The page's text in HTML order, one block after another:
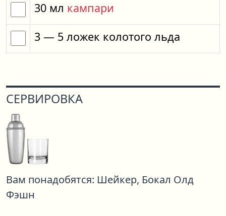
30 мл кампари
3 — 5 ложек колотого льда
СЕРВИРОВКА
Вам понадобятся: Шейкер, Бокал Олд
Фэшн